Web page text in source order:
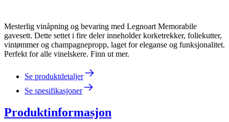
Mesterlig vinåpning og bevaring med Legnoart Memorabile
gavesett. Dette settet i fire deler inneholder korketrekker, foliekutter,
vintømmer og champagnepropp, laget for eleganse og funksjonalitet.
Perfekt for alle vinelskere. Finn ut mer.
Se produktdetaljer
Se spesifikasjoner
Produktinformasjon